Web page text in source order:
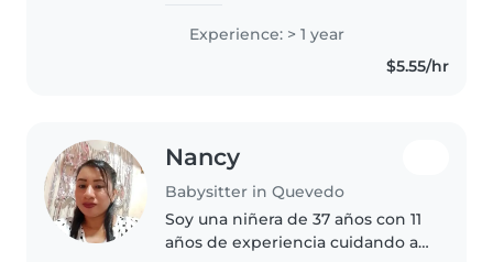
experiencia cuidando a bebés,
niños pequeños y preescolares.
Además, tengo certificación en
Experience: > 1 year
$5.55/hr
Nancy
Babysitter in Quevedo
Soy una niñera de 37 años con 11
años de experiencia cuidando a